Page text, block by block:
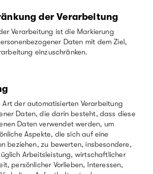
der Verarbeitung
Verarbeitung ist die Markierung
Daten mit dem Ziel,
einzuschränken.
Art der automatisierten Verarbeitung
Daten, die darin besteht, dass diese
Daten verwendet werden, um
Aspekte, die sich auf eine
beziehen, zu bewerten, insbesondere,
Arbeitsleistung, wirtschaftlicher
persönlicher Vorlieben, Interessen,